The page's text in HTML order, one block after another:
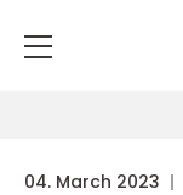
04. March 2023